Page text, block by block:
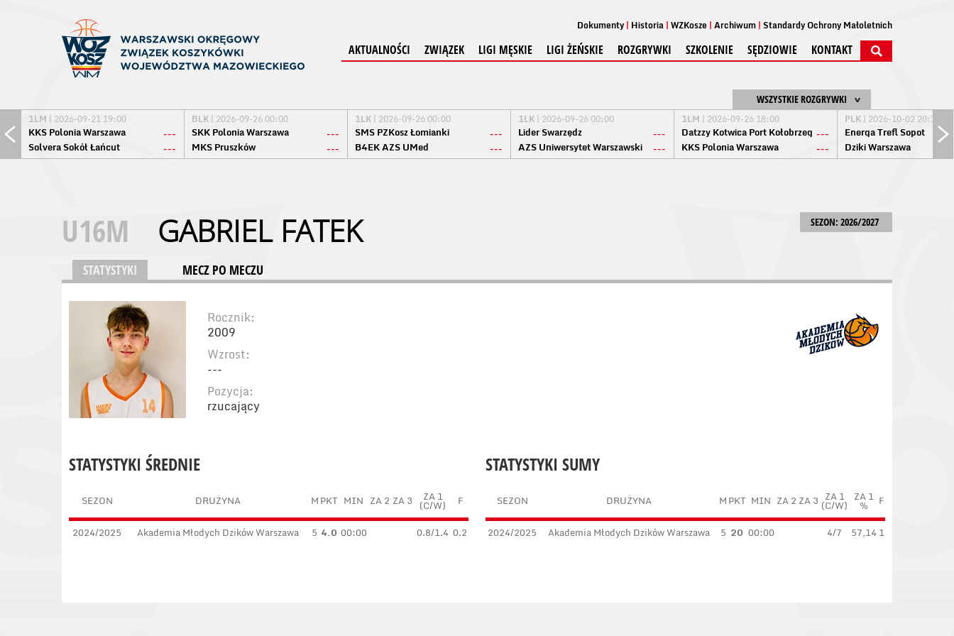
Dokumenty Historia WZKosze Archiwum Standardy Ochrony Małoletnich
AKTUALNOŚCI ZWIĄZEK LIGI MĘSKIE LIGI ŻEŃSKIE ROZGRYWKI SZKOLENIE SĘDZIOWIE KONTAKT
WSZYSTKIE ROZGRYWKI
1LM | 2026-09-21 19:00
KKS Polonia Warszawa
---
Solvera Sokół Łańcut
---
BLK | 2026-09-26 00:00
SKK Polonia Warszawa
---
MKS Pruszków
---
1LK | 2026-09-26 00:00
SMS PZKosz Łomianki
---
B4EK AZS UMed
---
1LK | 2026-09-26 00:00
Lider Swarzędz
---
AZS Uniwersytet Warszawski
---
1LM | 2026-09-26 18:00
Datzzy Kotwica Port Kołobrzeg ---
KKS Polonia Warszawa
---
PLK | 2026-10-02 20:15
Energa Trefl Sopot
Dziki Warszawa
SEZON: 2026/2027
U16M GABRIEL FATEK
STATYSTYKI MECZ PO MECZU
Rocznik:
2009
Wzrost:
---
Pozycja:
rzucający
STATYSTYKI SUMY
SEZON DRUŻYNA MPKT MIN ZA 2 ZA 3 ZA 1
(C/W)
ZA 1
% F
2024/2025 Akademia Młodych Dzików Warszawa 5 20 00:00 4/7 57,14 1
STATYSTYKI ŚREDNIE
SEZON DRUŻYNA MPKT MIN ZA 2 ZA 3 ZA 1
(C/W) F
2024/2025 Akademia Młodych Dzików Warszawa 5 4.0 00:00 0.8/1.4 0.2